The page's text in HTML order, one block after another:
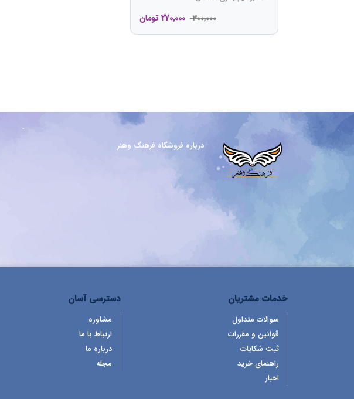
300,000
270,000 تومان
درباره فروشگاه فرهنگ وهنر
خدمات مشتریان
سوالات متداول
قوانین و مقررات
ثبت شکایات
راهنمای خرید
اخبار
دسترسی آسان
مشاوره
ارتباط با ما
درباره ما
مجله